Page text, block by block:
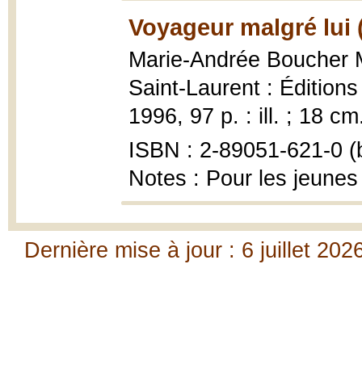
Voyageur malgré lui
Marie-Andrée Boucher
Saint-Laurent :
1996, 97 p. : ill. ; 18
ISBN : 2-89051-621-0
Notes : Pour les jeunes
Dernière mise à jour : 6 juillet